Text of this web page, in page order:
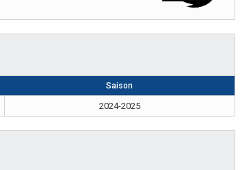
Saison
2024-2025